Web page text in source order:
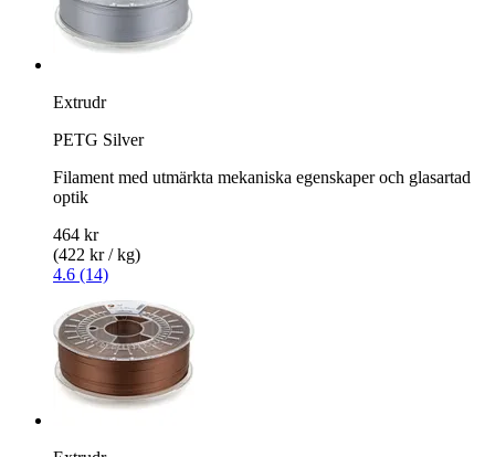
Extrudr
PETG Silver
Filament med utmärkta mekaniska egenskaper och glasartad
optik
464 kr
(422 kr / kg)
4.6 (14)